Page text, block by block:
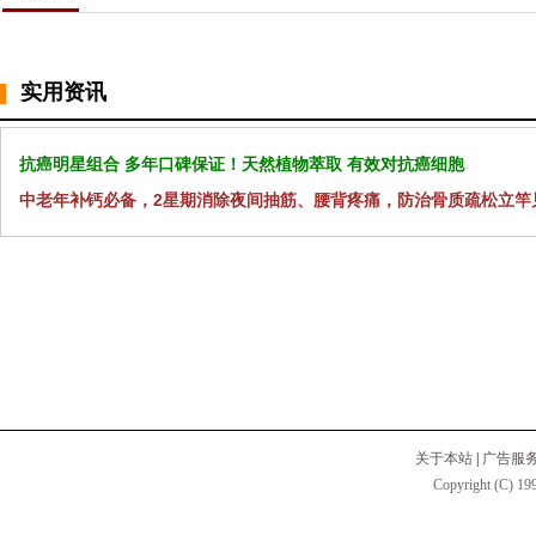
实用资讯
抗癌明星组合 多年口碑保证！天然植物萃取 有效对抗癌细胞
中老年补钙必备，2星期消除夜间抽筋、腰背疼痛，防治骨质疏松立竿
关于本站
广告服
Copyright (C)